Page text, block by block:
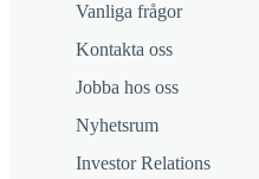
Vanliga frågor
Kontakta oss
Jobba hos oss
Nyhetsrum
Investor Relations